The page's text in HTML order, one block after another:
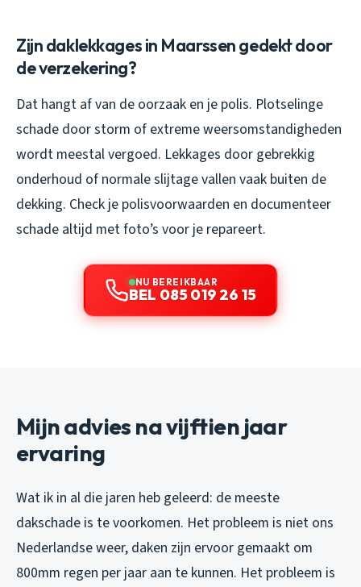
Zijn daklekkages in Maarssen gedekt door
de verzekering?
Dat hangt af van de oorzaak en je polis. Plotselinge
schade door storm of extreme weersomstandigheden
wordt meestal vergoed. Lekkages door gebrekkig
onderhoud of normale slijtage vallen vaak buiten de
dekking. Check je polisvoorwaarden en documenteer
schade altijd met foto’s voor je repareert.
NU BEREIKBAAR
BEL 085 019 26 15
Mijn advies na vijftien jaar
ervaring
Wat ik in al die jaren heb geleerd: de meeste
dakschade is te voorkomen. Het probleem is niet ons
Nederlandse weer, daken zijn ervoor gemaakt om
800mm regen per jaar aan te kunnen. Het probleem is